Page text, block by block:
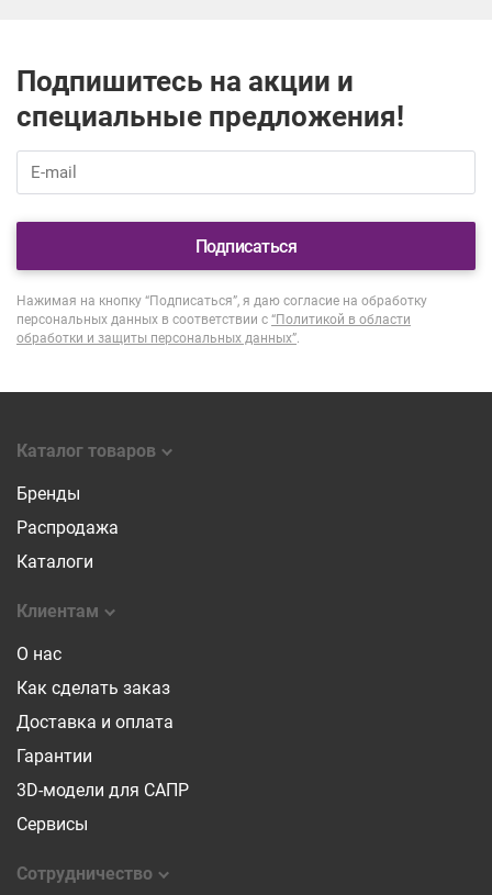
Подпишитесь на акции и
специальные предложения!
Подписаться
Нажимая на кнопку “Подписаться”, я даю согласие на обработку
персональных данных в соответствии с “Политикой в области
обработки и защиты персональных данных”
Каталог товаров
Бренды
Распродажа
Каталоги
Клиентам
О нас
Как сделать заказ
Доставка и оплата
Гарантии
3D-модели для САПР
Сервисы
Сотрудничество